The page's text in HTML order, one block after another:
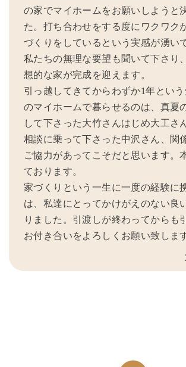
の家でマイホームをお願いしようと
た。打ち合わせをする度にワクワク
づくりをしているという実感が湧い
私たちの無理な要望も聞いて下さり
想的な家が完成を迎えます。
引っ越してきてからわずか1年とい
のマイホームで暮らせるのは、真夏
して下さった大竹さんはじめ大工さ
相談に乗って下さった中沢さん、関
ご協力があってこそだと思います。
ております。
家づくりという一生に一度の経験に
は、私達にとってかけがえのない良
りました。引渡しが終わってからも
お付き合いをよろしくお願い致しま